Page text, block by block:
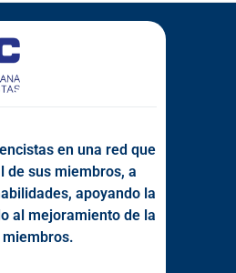
en una red que
de sus miembros, a
apoyando la
al mejoramiento de la